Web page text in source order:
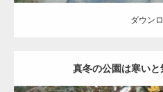
ダウン
真冬の公園は寒いと